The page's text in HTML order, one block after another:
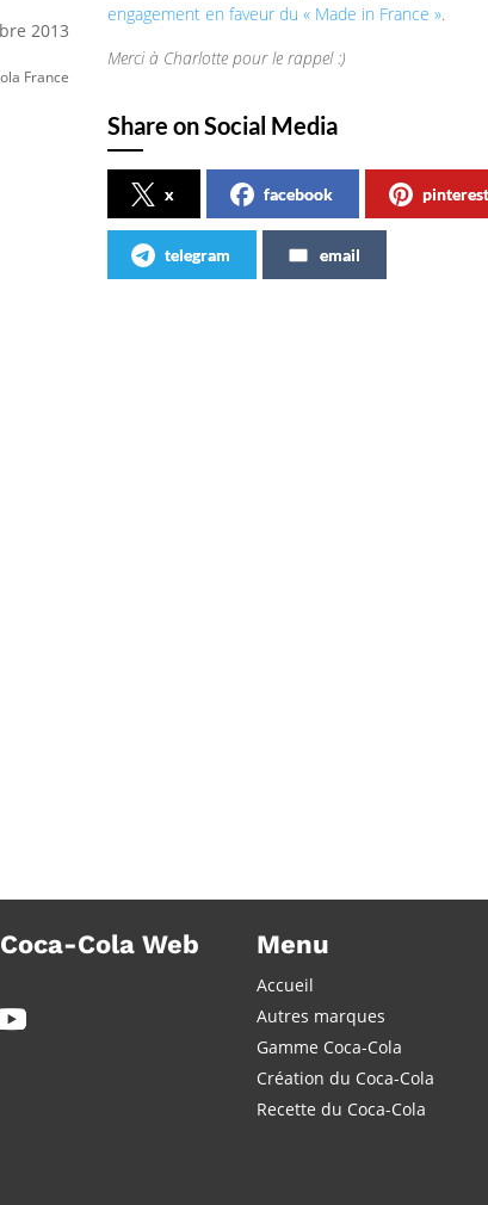
2013
France
engagement en faveur du « Made in France ».
Merci à Charlotte pour le rappel :)
Share on Social Media
x facebook pinterest
telegram email
Cola Web Menu
Accueil
Autres marques
Gamme Coca-Cola
Création du Coca-Cola
Recette du Coca-Cola